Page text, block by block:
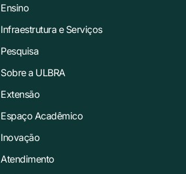
Ensino
Infraestrutura e Serviços
Pesquisa
Sobre a ULBRA
Extensão
Espaço Acadêmico
Inovação
Atendimento